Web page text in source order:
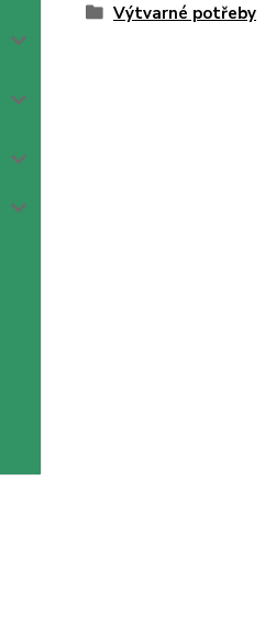
Výtvarné potřeby